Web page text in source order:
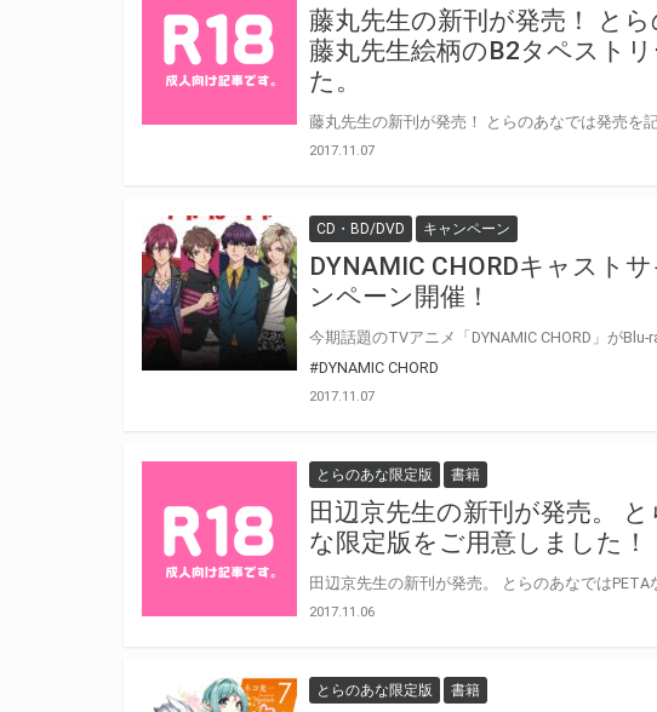
藤丸先生の新刊が発売！ と
藤丸先生絵柄のB2タペスト
た。
2017.11.07
CD・BD/DVD キャンペーン
DYNAMIC CHORDキャスト
ンペーン開催！
#DYNAMIC CHORD
2017.11.07
とらのあな限定版 書籍
田辺京先生の新刊が発売。
な限定版をご用意しました！
田辺京先生の新刊が発売。 とらのあなでは
2017.11.06
とらのあな限定版 書籍